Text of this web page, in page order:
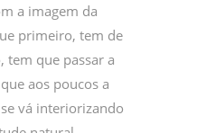
a imagem da
primeiro, tem de
tem que passar a
aos poucos a
vá interiorizando